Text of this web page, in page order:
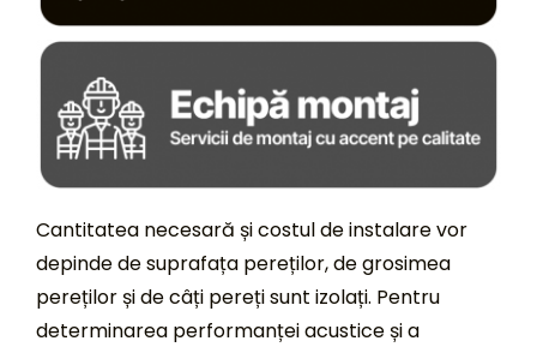
Cantitatea necesară și costul de instalare vor
depinde de suprafața pereților, de grosimea
pereților și de câți pereți sunt izolați. Pentru
determinarea performanței acustice și a